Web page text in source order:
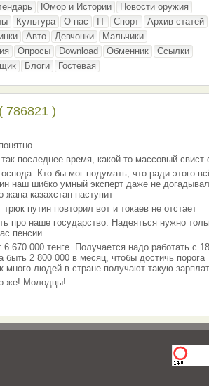
Юмор и Истории
Новости оружия
Культура О нас IT Спорт
Архив статей
Авто Девчонки
Мальчики
Опросы Download Обменник
Ссылки
Блоги Гостевая
786821 )
последнее время, какой-то массовый свист
Кто бы мог подумать, что ради этого
наш шибко умный эксперт даже не
жана казахстан наступит
путин повторил вот и токаев не отстает
про наше государство. Надеяться нужно
пенсии.
6 670 000 тенге. Получается надо работать с
быть 2 800 000 в месяц, чтобы достичь порога
много людей в стране получают такую
же! Молодцы!